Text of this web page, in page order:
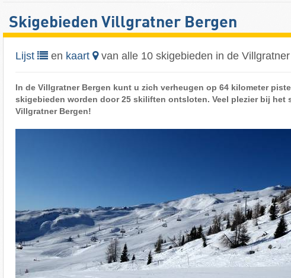
Skigebieden Villgratner Bergen
Lijst en kaart van alle 10 skigebieden in de
In de Villgratner Bergen kunt u zich verheugen op 64 kilometer
skigebieden worden door 25 skiliften ontsloten. Veel plezier bij het
Villgratner Bergen!